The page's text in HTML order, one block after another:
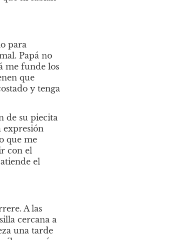
para
Papá no
me funde los
que
y tenga
de su piecita
expresión
que me
con el
el
A las
cercana a
una tarde